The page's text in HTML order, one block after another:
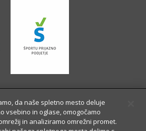
da naše spletno mesto deluje
vsebino in oglase, omogočamo
in analiziramo omrežni promet.